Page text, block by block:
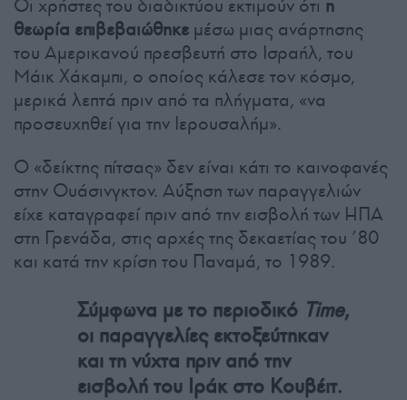
Οι χρήστες του διαδικτύου εκτιμούν ότι η
θεωρία επιβεβαιώθηκε μέσω μιας ανάρτησης
του Αμερικανού πρεσβευτή στο Ισραήλ, του
Μάικ Χάκαμπι, ο οποίος κάλεσε τον κόσμο,
μερικά λεπτά πριν από τα πλήγματα, «να
προσευχηθεί για την Ιερουσαλήμ».
Ο «δείκτης πίτσας» δεν είναι κάτι το καινοφανές
στην Ουάσινγκτον. Αύξηση των παραγγελιών
είχε καταγραφεί πριν από την εισβολή των ΗΠΑ
στη Γρενάδα, στις αρχές της δεκαετίας του ’80
και κατά την κρίση του Παναμά, το 1989.
Σύμφωνα με το περιοδικό Time,
οι παραγγελίες εκτοξεύτηκαν
και τη νύχτα πριν από την
εισβολή του Ιράκ στο Κουβέιτ.